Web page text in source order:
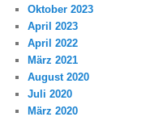
Oktober 2023
April 2023
April 2022
März 2021
August 2020
Juli 2020
März 2020